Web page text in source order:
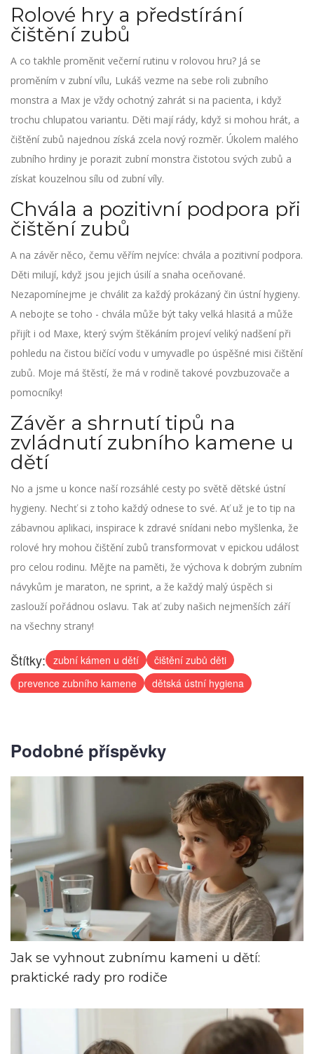
Rolové hry a předstírání
čištění zubů
A co takhle proměnit večerní rutinu v rolovou hru? Já se
proměním v zubní vílu, Lukáš vezme na sebe roli zubního
monstra a Max je vždy ochotný zahrát si na pacienta, i když
trochu chlupatou variantu. Děti mají rády, když si mohou hrát, a
čištění zubů najednou získá zcela nový rozměr. Úkolem malého
zubního hrdiny je porazit zubní monstra čistotou svých zubů a
získat kouzelnou sílu od zubní víly.
Chvála a pozitivní podpora při
čištění zubů
A na závěr něco, čemu věřím nejvíce: chvála a pozitivní podpora.
Děti milují, když jsou jejich úsilí a snaha oceňované.
Nezapomínejme je chválit za každý prokázaný čin ústní hygieny.
A nebojte se toho - chvála může být taky velká hlasitá a může
přijít i od Maxe, který svým štěkáním projeví veliký nadšení při
pohledu na čistou bičící vodu v umyvadle po úspěšné misi čištění
zubů. Moje má štěstí, že má v rodině takové povzbuzovače a
pomocníky!
Závěr a shrnutí tipů na
zvládnutí zubního kamene u
dětí
No a jsme u konce naší rozsáhlé cesty po světě dětské ústní
hygieny. Nechť si z toho každý odnese to své. Ať už je to tip na
zábavnou aplikaci, inspirace k zdravé snídani nebo myšlenka, že
rolové hry mohou čištění zubů transformovat v epickou událost
pro celou rodinu. Mějte na paměti, že výchova k dobrým zubním
návykům je maraton, ne sprint, a že každý malý úspěch si
zaslouží pořádnou oslavu. Tak ať zuby našich nejmenších září
na všechny strany!
Štítky: zubní kámen u dětí
čištění zubů děti
prevence zubního kamene
dětská ústní hygiena
Podobné příspěvky
Jak se vyhnout zubnímu kameni u dětí:
praktické rady pro rodiče